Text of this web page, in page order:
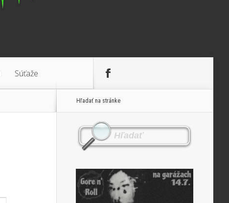
Súťaže
Hľadať na stránke